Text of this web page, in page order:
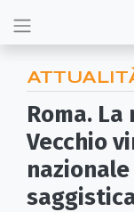
Roma.
Vecchio